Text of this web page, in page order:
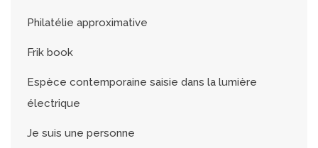
Philatélie approximative
Frik book
Espèce contemporaine saisie dans la lumière
électrique
Je suis une personne